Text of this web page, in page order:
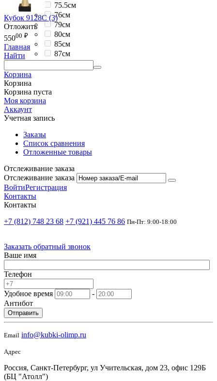
75.5см
76см
79см
80см
85см
87см
Кубок 9128C (3)
Отложить
55000 ₽
Главная
Найти
Корзина
Корзина
Корзина пуста
Моя корзина
Аккаунт
Учетная запись
Заказы
Список сравнения
Отложенные товары
Отслеживание заказа
Отслеживание заказа
ВойтиРегистрация
Контакты
Контакты
+7 (812) 748 23 68 +7 (921) 445 76 86 Пн-Пт: 9:00-18:00
Заказать обратный звонок
Ваше имя
Телефон
Удобное время
-
Антибот
Отправить
Email info@kubki-olimp.ru
Адрес
Россия, Санкт-Петербург, ул Учительская, дом 23, офис 129Б
(БЦ "Атолл")